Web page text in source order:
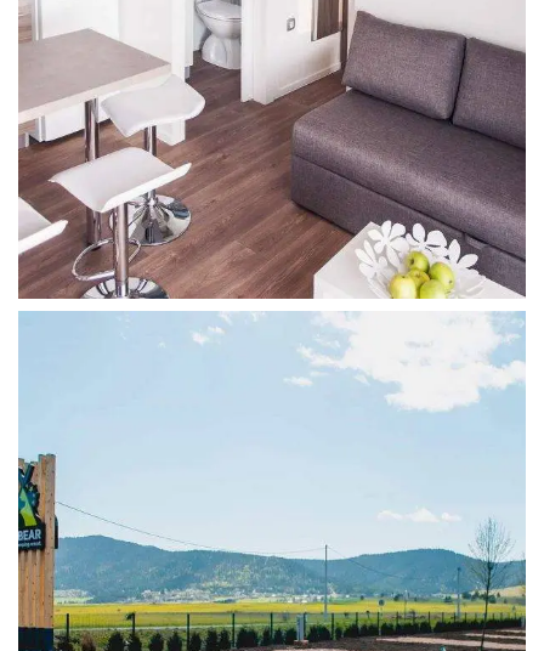
FAMILY LUXE